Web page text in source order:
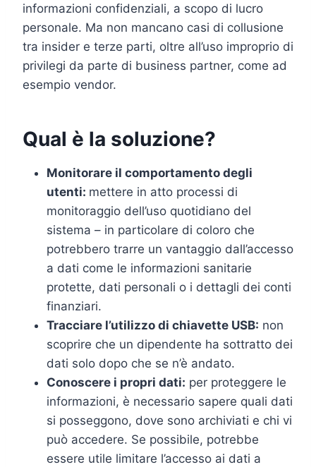
informazioni confidenziali, a scopo di lucro
personale. Ma non mancano casi di collusione
tra insider e terze parti, oltre all’uso improprio di
privilegi da parte di business partner, come ad
esempio vendor.
Qual è la soluzione?
Monitorare il comportamento degli
utenti: mettere in atto processi di
monitoraggio dell’uso quotidiano del
sistema – in particolare di coloro che
potrebbero trarre un vantaggio dall’accesso
a dati come le informazioni sanitarie
protette, dati personali o i dettagli dei conti
finanziari.
Tracciare l’utilizzo di chiavette USB: non
scoprire che un dipendente ha sottratto dei
dati solo dopo che se n’è andato.
Conoscere i propri dati: per proteggere le
informazioni, è necessario sapere quali dati
si posseggono, dove sono archiviati e chi vi
può accedere. Se possibile, potrebbe
essere utile limitare l’accesso ai dati a